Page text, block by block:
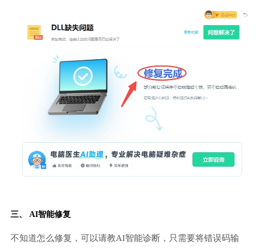
三、 AI智能修复
不知道怎么修复，可以请教AI智能诊断，只需要将错误码输